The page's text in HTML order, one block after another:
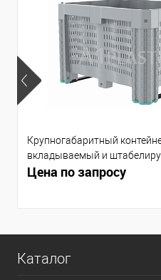
Крупногабаритный
вкладываемый и
1200х1000х790 мм
Цена по запросу
Каталог